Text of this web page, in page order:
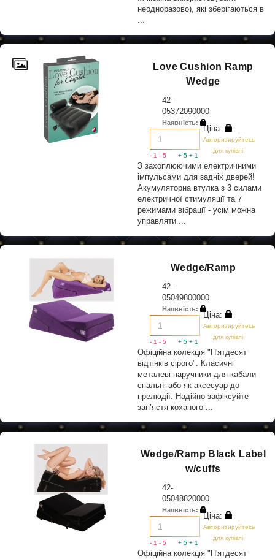
неодноразово), які зберігаються в
...
Love Cushion Ramp
Wedge
42-
05372090000
Наявність:
+ 1
- 1 - 5 + 5
Ціна:
Авторизируйтесь
для купівлі
З захоплюючими електричними
імпульсами для задніх дверей!
Акумуляторна втулка з 3 силами
електричної стимуляції та 7
режимами вібрації - усім можна
управляти ...
Wedge/Ramp
42-
05049800000
Наявність:
+ 1
- 1 - 5 + 5
Ціна:
Авторизируйтесь
для купівлі
Офіційна колекція "П'ятдесят
відтінків сірого". Класичні
металеві наручники для кабали
спальні або як аксесуар до
прелюдії. Надійно зафіксуйте
зап’ястя коханого ...
Wedge/Ramp Black Label
w/cuffs
42-
05048820000
Наявність:
+ 1
- 1 - 5 + 5
Ціна:
Авторизируйтесь
для купівлі
Офіційна колекція "П'ятдесят